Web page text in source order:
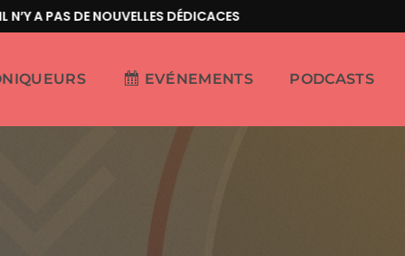
PAS DE NOUVELLES DÉDICACES
EVÉNEMENTS PODCASTS